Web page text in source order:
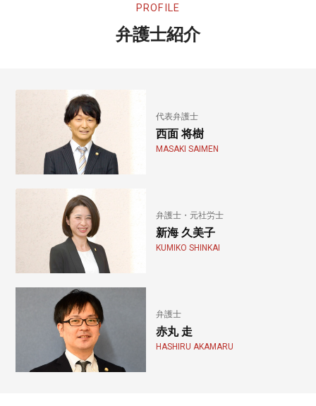
PROFILE
弁護士紹介
弁護士・元社労士
新海 久美子
KUMIKO SHINKAI
代表弁護士
西面 将樹
MASAKI SAIMEN
弁護士
赤丸 走
HASHIRU AKAMARU